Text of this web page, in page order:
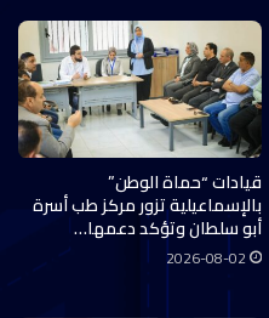
قيادات “حماة الوطن”
بالإسماعيلية تزور مركز طب أسرة
أبو سلطان وتؤكد دعمها…
2026-08-02